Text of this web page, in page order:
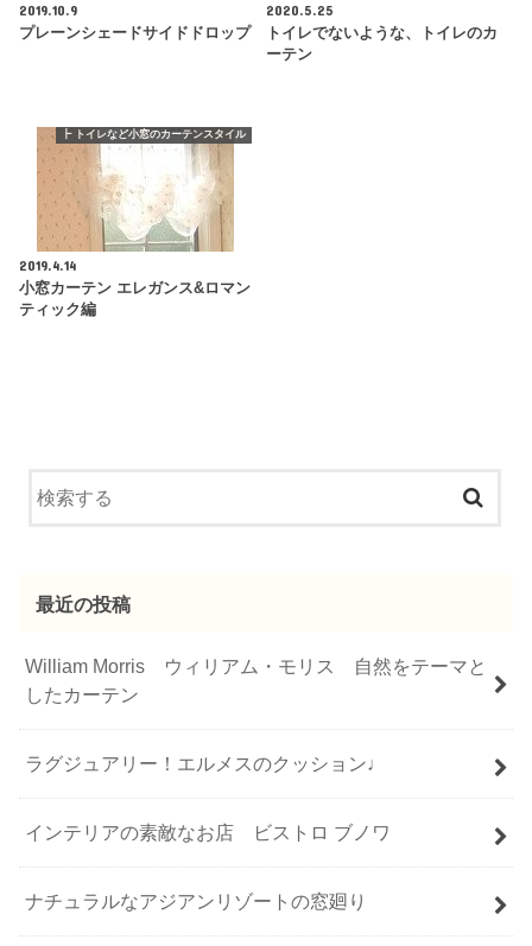
2019.10.9
プレーンシェードサイドドロップ
2020.5.25
トイレでないような、トイレのカ
ーテン
┣ トイレなど小窓のカーテンスタイル
2019.4.14
小窓カーテン エレガンス&ロマン
ティック編
最近の投稿
William Morris ウィリアム・モリス 自然をテーマと
したカーテン
ラグジュアリー！エルメスのクッション♩
インテリアの素敵なお店 ビストロ ブノワ
ナチュラルなアジアンリゾートの窓廻り